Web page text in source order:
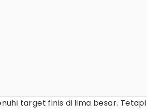
target finis di lima besar.